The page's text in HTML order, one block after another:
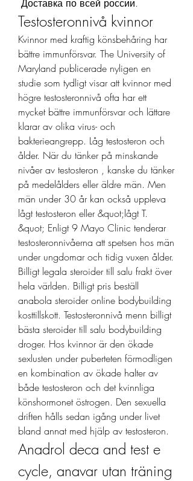
Доставка по всей россии.
Testosteronnivå kvinnor
Kvinnor med kraftig könsbehåring har
bättre immunförsvar. The University of
Maryland publicerade nyligen en
studie som tydligt visar att kvinnor med
högre testosteronnivå ofta har ett
mycket bättre immunförsvar och lättare
klarar av olika virus- och
bakterieangrepp. Låg testosteron och
ålder. När du tänker på minskande
nivåer av testosteron , kanske du tänker
på medelålders eller äldre män. Men
män under 30 år kan också uppleva
lågt testosteron eller &quot;lågt T.
&quot; Enligt 9 Mayo Clinic tenderar
testosteronnivåerna att spetsen hos män
under ungdomar och tidig vuxen ålder.
Billigt legala steroider till salu frakt över
hela världen. Billigt pris beställ
anabola steroider online bodybuilding
kosttillskott. Testosteronnivå menn billigt
bästa steroider till salu bodybuilding
droger. Hos kvinnor är den ökade
sexlusten under puberteten förmodligen
en kombination av ökade halter av
både testosteron och det kvinnliga
könshormonet östrogen. Den sexuella
driften hålls sedan igång under livet
bland annat med hjälp av testosteron.
Anadrol deca and test e
cycle, anavar utan träning